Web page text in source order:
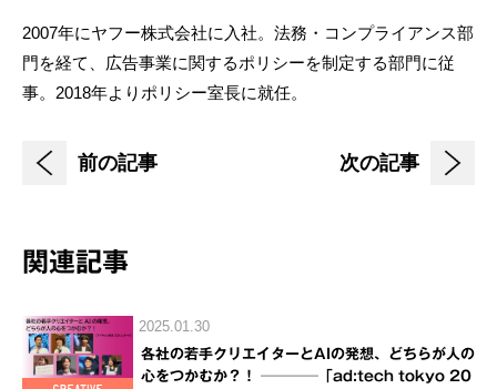
2007年にヤフー株式会社に入社。法務・コンプライアンス部
門を経て、広告事業に関するポリシーを制定する部門に従
事。2018年よりポリシー室長に就任。
前の記事 次の記事
関連記事
2025.01.30
各社の若手クリエイターとAIの発想、どちらが人の
心をつかむか？！ ────「ad:tech tokyo 20